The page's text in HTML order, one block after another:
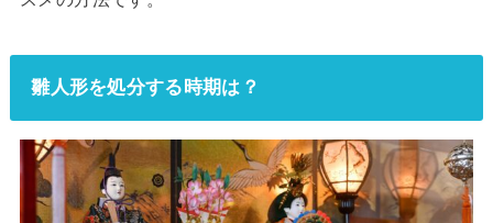
雛人形を処分する時期は？